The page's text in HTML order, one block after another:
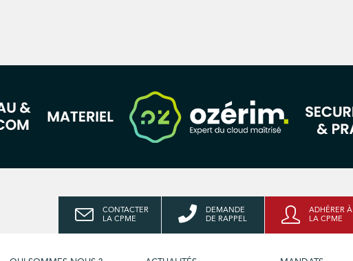
CONTACTER
LA CPME
DEMANDE
DE RAPPEL
ADHÉRER À
LA CPME